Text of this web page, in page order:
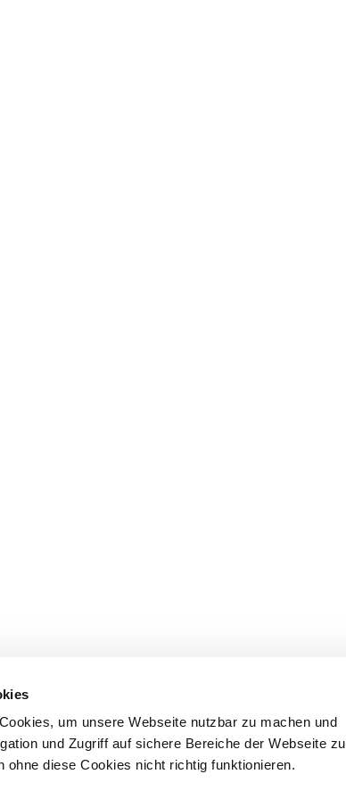
um unsere Webseite nutzbar zu machen und
und Zugriff auf sichere Bereiche der Webseite zu
ohne diese Cookies nicht richtig funktionieren.